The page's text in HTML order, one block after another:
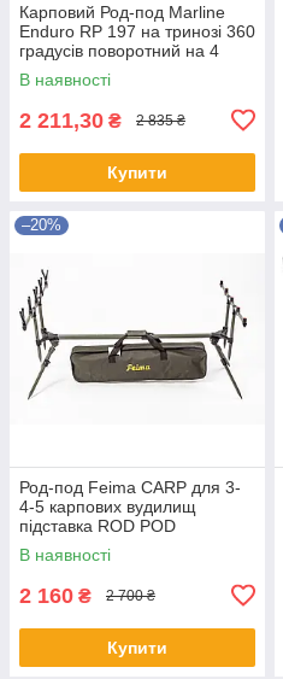
Карповий Род-под Marline
Enduro RP 197 на тринозі 360
градусів поворотний на 4
вудлища
В наявності
2 211,30 ₴ 2 835 ₴
Купити
–20%
Род-под Feima CARP для 3-
4-5 карпових вудилищ
підставка ROD POD
В наявності
2 160 ₴ 2 700 ₴
Купити